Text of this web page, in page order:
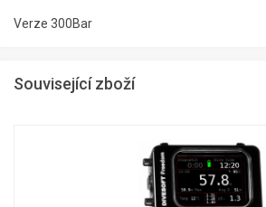
Verze 300Bar
Související zboží